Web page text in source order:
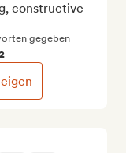
constructive
gegeben